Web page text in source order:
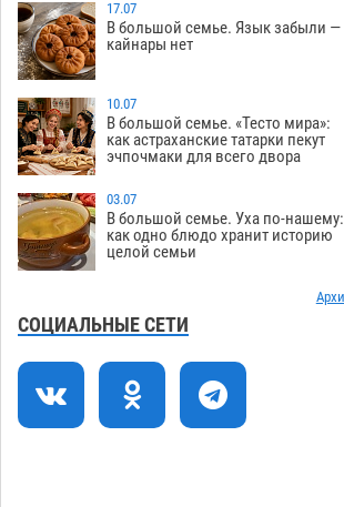
компании в 400 тысяч рублей
07.08 513
14:44
Астраханские кутилы сменили барные
стойки на полицейские дежурки
07.08 519
14:09
С 11 августа астраханские водоемы
кубов
07.08 1252
13:29
Астраханский аэропорт попробует
отбиться от ворон в апелляционном
522
древнюю помойку
11:58
В Астрахани подросток угнал
мотоцикл и похитил чужие мобильник
17.07
В большой семье. Язык забыли —
кайнары нет
10.07
В большой семье. «Тесто мира»:
как астраханские татарки пекут
эчпочмаки для всего двора
03.07
В большой семье. Уха по-нашему:
как одно блюдо хранит историю
целой семьи
СОЦИАЛЬНЫЕ СЕТИ